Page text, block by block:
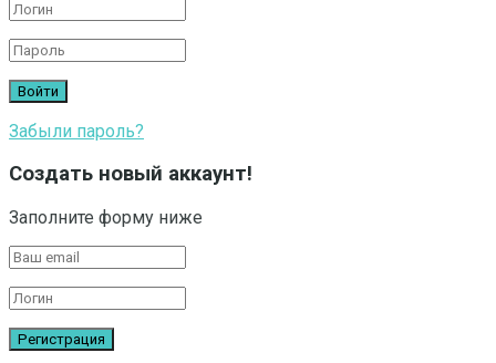
Забыли пароль?
Создать новый аккаунт!
Заполните форму ниже